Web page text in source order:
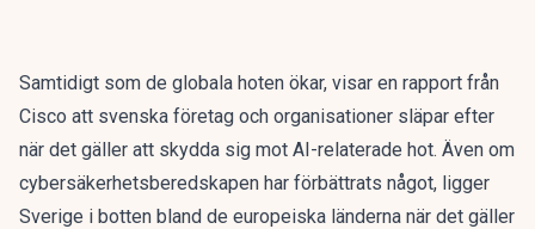
Samtidigt som de globala hoten ökar, visar en rapport från
Cisco att svenska företag och organisationer släpar efter
när det gäller att skydda sig mot AI-relaterade hot. Även om
cybersäkerhetsberedskapen har förbättrats något, ligger
Sverige i botten bland de europeiska länderna när det gäller